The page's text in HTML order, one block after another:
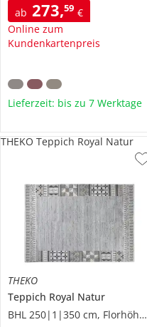
ab 273,59 €
Online zum
Kundenkartenpreis
Lieferzeit: bis zu 7 Werktage
THEKO
Teppich Royal Natur
BHL 250|1|350 cm, Florhöhe 1,2 cm
THEKO Teppich Royal Natur